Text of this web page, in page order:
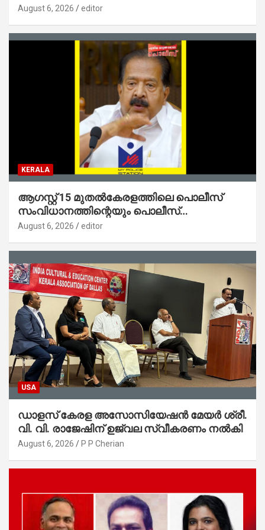
ജനങ്ങളിലേക്കെത്തിക്കും – മന്ത്രി സി പി
August 6, 2026 editor
KERALA
ആഗസ്റ്റ് 15 മുതല്‍കേരളത്തിലെ പൊലീസ്
സംവിധാനത്തിന്റെയും പൊലീസ്
സ്റ്റേഷനുകളുടെയും മുഖഛായ മാറുകയാണ് :
August 6, 2026 editor
USA
ഡാളസ് കേരള അസോസിയേഷൻ മേയർ ശ്രീ.
വി. വി. രാജേഷിന് ഉജ്വല സ്വീകരണം നൽകി
August 6, 2026 P P Cherian